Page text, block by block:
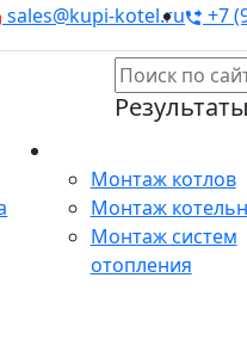
sales@kupi-kotel.ru +7
Монтаж котлов
Монтаж
Монтаж систем
отопления